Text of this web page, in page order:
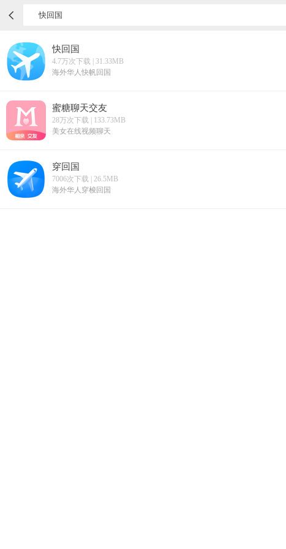
快回国
4.7万次下载 | 31.33MB
海外华人快帆回国
蜜糖聊天交友
28万次下载 | 133.73MB
美女在线视频聊天
穿回国
7006次下载 | 26.5MB
海外华人穿梭回国